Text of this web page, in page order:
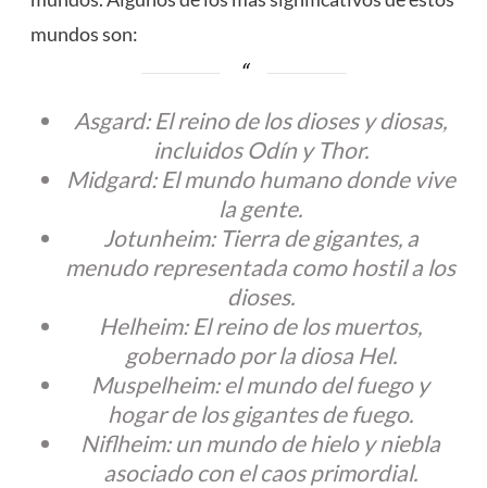
mundos son:
Asgard: El reino de los dioses y diosas,
incluidos Odín y Thor.
Midgard: El mundo humano donde vive
la gente.
Jotunheim: Tierra de gigantes, a
menudo representada como hostil a los
dioses.
Helheim: El reino de los muertos,
gobernado por la diosa Hel.
Muspelheim: el mundo del fuego y
hogar de los gigantes de fuego.
Niflheim: un mundo de hielo y niebla
asociado con el caos primordial.